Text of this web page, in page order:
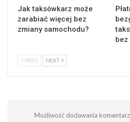
Jak taksówkarz może
zarabiać więcej bez
zmiany samochodu?
bez
PREV NEXT
Możliwość dodawania